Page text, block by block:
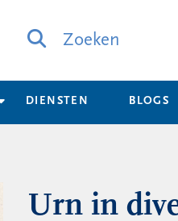
Zoeken
DIENSTEN BLOGS
Urn in